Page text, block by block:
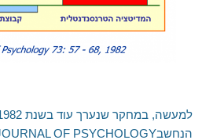
הנחשבBRITISH JOURNAL OF PSYCHOLOGY